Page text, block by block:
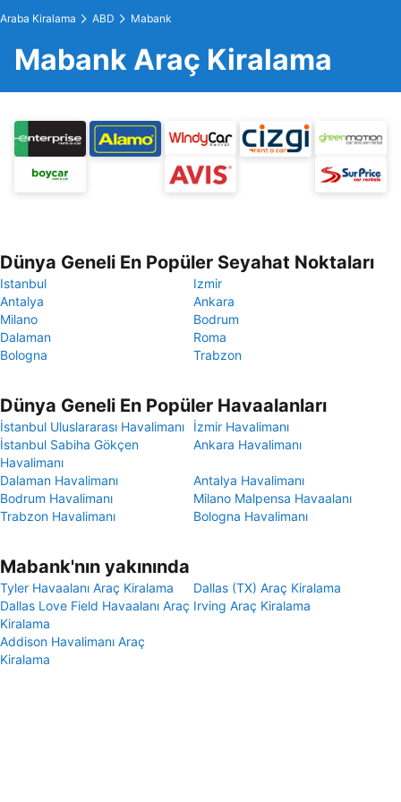
Araba Kiralama ABD Mabank
Mabank Araç Kiralama
Dünya Geneli En Popüler Seyahat Noktaları
Istanbul
Izmir
Antalya
Ankara
Milano
Bodrum
Dalaman
Roma
Bologna
Trabzon
Dünya Geneli En Popüler Havaalanları
İstanbul Uluslararası Havalimanı
İzmir Havalimanı
İstanbul Sabiha Gökçen
Havalimanı
Ankara Havalimanı
Dalaman Havalimanı
Antalya Havalimanı
Bodrum Havalimanı
Milano Malpensa Havaalanı
Trabzon Havalimanı
Bologna Havalimanı
Mabank'nın yakınında
Tyler Havaalanı Araç Kiralama
Dallas (TX) Araç Kiralama
Dallas Love Field Havaalanı Araç
Kiralama
Irving Araç Kiralama
Addison Havalimanı Araç
Kiralama